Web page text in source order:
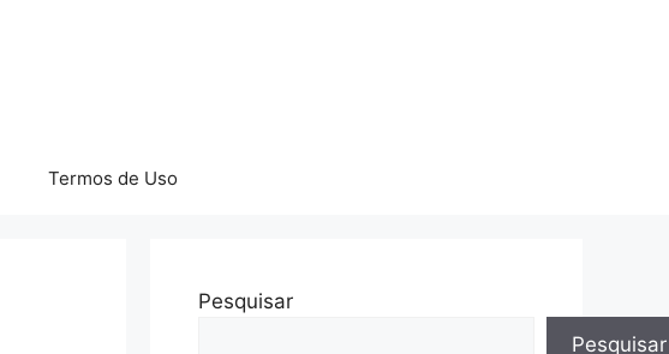
Termos de Uso
Pesquisar
Pesquisar